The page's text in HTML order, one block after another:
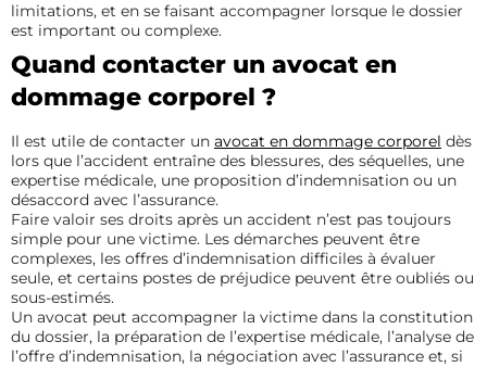
limitations, et en se faisant accompagner lorsque le dossier
est important ou complexe.
Quand contacter un avocat en
dommage corporel ?
Il est utile de contacter un avocat en dommage corporel dès
lors que l’accident entraîne des blessures, des séquelles, une
expertise médicale, une proposition d’indemnisation ou un
désaccord avec l’assurance.
Faire valoir ses droits après un accident n’est pas toujours
simple pour une victime. Les démarches peuvent être
complexes, les offres d’indemnisation difficiles à évaluer
seule, et certains postes de préjudice peuvent être oubliés ou
sous-estimés.
Un avocat peut accompagner la victime dans la constitution
du dossier, la préparation de l’expertise médicale, l’analyse de
l’offre d’indemnisation, la négociation avec l’assurance et, si